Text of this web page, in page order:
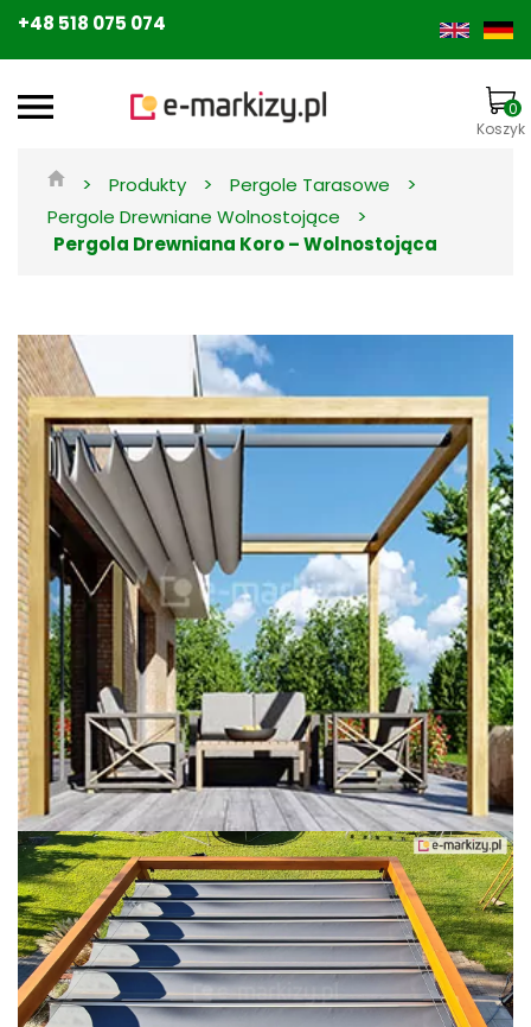
+48 518 075 074
0
Koszyk
> Produkty > Pergole Tarasowe >
Pergole Drewniane Wolnostojące >
Pergola Drewniana Koro – Wolnostojąca